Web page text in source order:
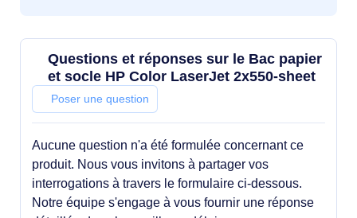
Questions et réponses sur le Bac papier
et socle HP Color LaserJet 2x550-sheet
Poser une question
Aucune question n'a été formulée concernant ce
produit. Nous vous invitons à partager vos
interrogations à travers le formulaire ci-dessous.
Notre équipe s'engage à vous fournir une réponse